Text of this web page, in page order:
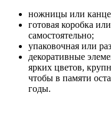
ножницы или
готовая коробка
самостоятельно;
упаковочная или
декоративные
ярких цветов,
чтобы в памяти
годы.